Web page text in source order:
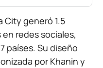
City generó 1.5
redes sociales,
países. Su diseño
por Khanin y